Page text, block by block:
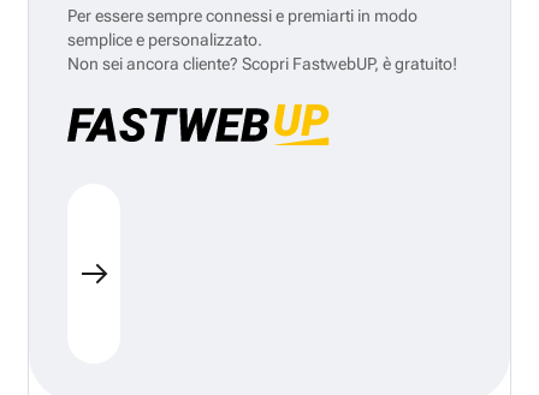
Per essere sempre connessi e premiarti in modo
semplice e personalizzato.
Non sei ancora cliente? Scopri FastwebUP, è gratuito!